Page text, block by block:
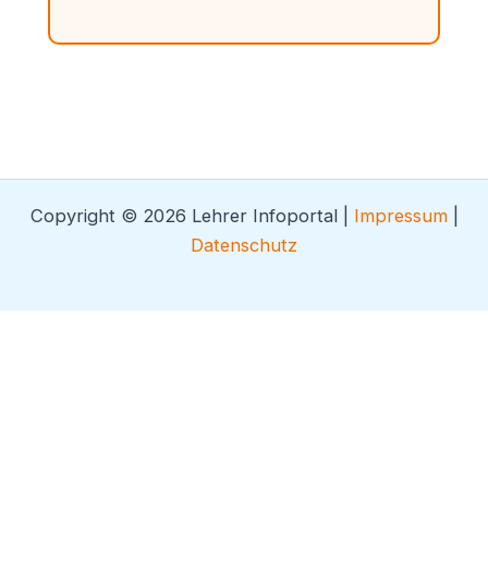
Copyright © 2026 Lehrer Infoportal | Impressum|
Datenschutz